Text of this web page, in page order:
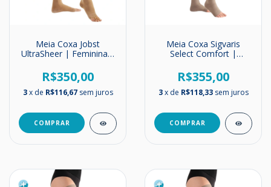
Meia Coxa Jobst
UltraSheer | Feminina |
20-30mmHg
R$350,00
3 x de R$116,67 sem juros
COMPRAR
Meia Coxa Sigvaris
Select Comfort |
Compressão | 15-20
mmHg
R$355,00
3 x de R$118,33 sem juros
COMPRAR